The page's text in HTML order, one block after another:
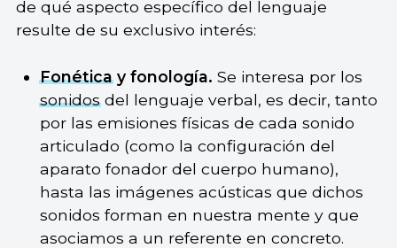
de qué aspecto específico del lenguaje
resulte de su exclusivo interés:
Fonéticay fonología. Se interesa por los
sonidosdel lenguaje verbal, es decir, tanto
por las emisiones físicas de cada sonido
articulado (como la configuración del
aparato fonador del cuerpo humano),
hasta las imágenes acústicas que dichos
sonidos forman en nuestra mente y que
asociamos a un referente en concreto.